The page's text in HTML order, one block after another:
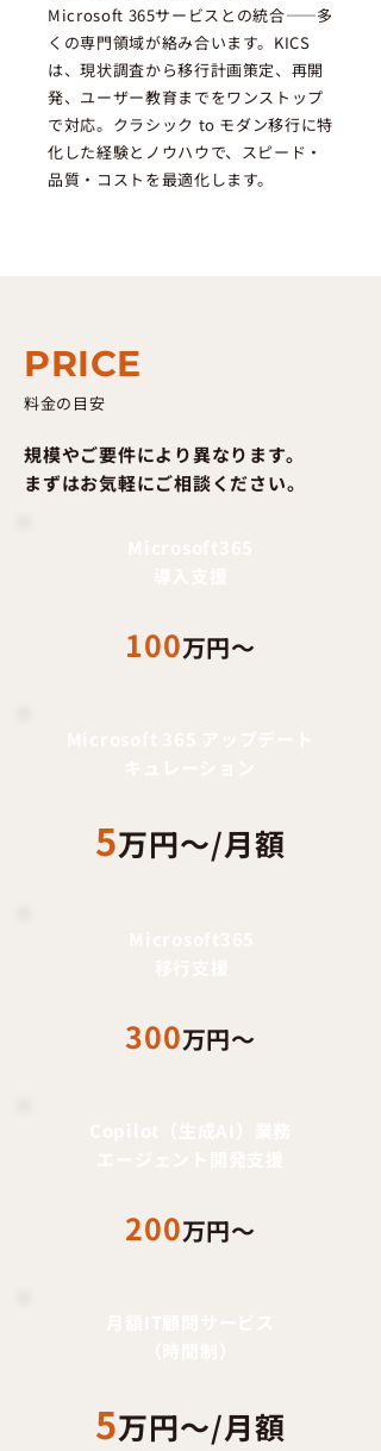
Microsoft 365サービスとの統合——多
くの専門領域が絡み合います。KICS
は、現状調査から移行計画策定、再開
発、ユーザー教育までをワンストップ
で対応。クラシック to モダン移行に特
化した経験とノウハウで、スピード・
品質・コストを最適化します。
PRICE
料金の目安
規模やご要件により異なります。
まずはお気軽にご相談ください。
100万円〜
5万円〜/月額
300万円〜
200万円〜
5万円〜/月額